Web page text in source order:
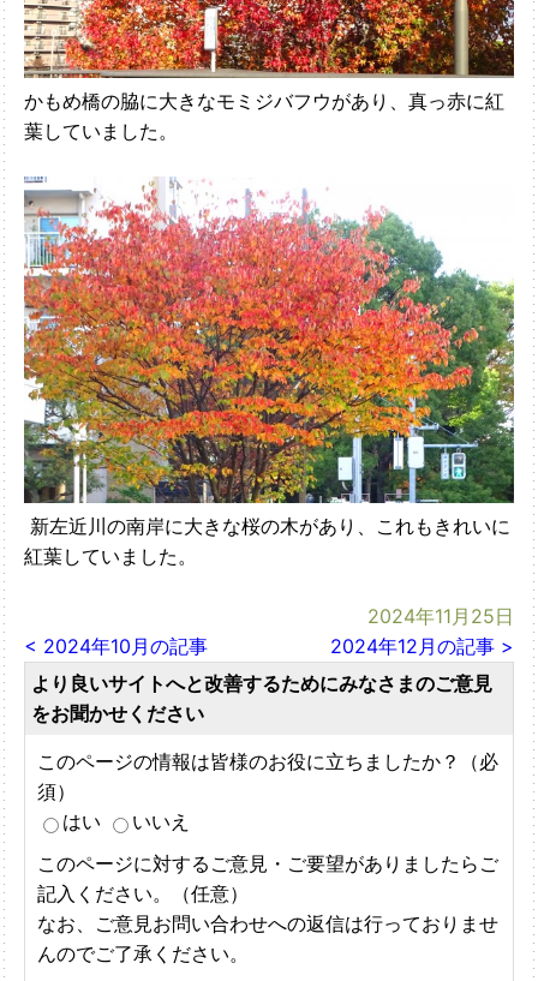
かもめ橋の脇に大きなモミジバフウがあり、真っ赤に紅
葉していました。
新左近川の南岸に大きな桜の木があり、これもきれいに
紅葉していました。
2024年11月25日
< 2024年10月の記事
2024年12月の記事 >
より良いサイトへと改善するためにみなさまのご意見
をお聞かせください
このページの情報は皆様のお役に立ちましたか？（必
須）
はい
いいえ
このページに対するご意見・ご要望がありましたらご
記入ください。（任意）
なお、ご意見お問い合わせへの返信は行っておりませ
んのでご了承ください。